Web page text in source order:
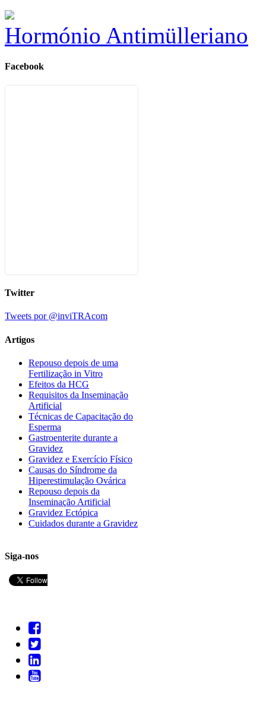
Hormónio Antimülleriano
Facebook
Twitter
Tweets por @inviTRAcom
Artigos
Repouso depois de uma
Fertilização in Vitro
Efeitos da HCG
Requisitos da Inseminação
Artificial
Técnicas de Capacitação do
Esperma
Gastroenterite durante a
Gravidez
Gravidez e Exercício Físico
Causas do Síndrome da
Hiperestimulação Ovárica
Repouso depois da
Inseminação Artificial
Gravidez Ectópica
Cuidados durante a Gravidez
Siga-nos